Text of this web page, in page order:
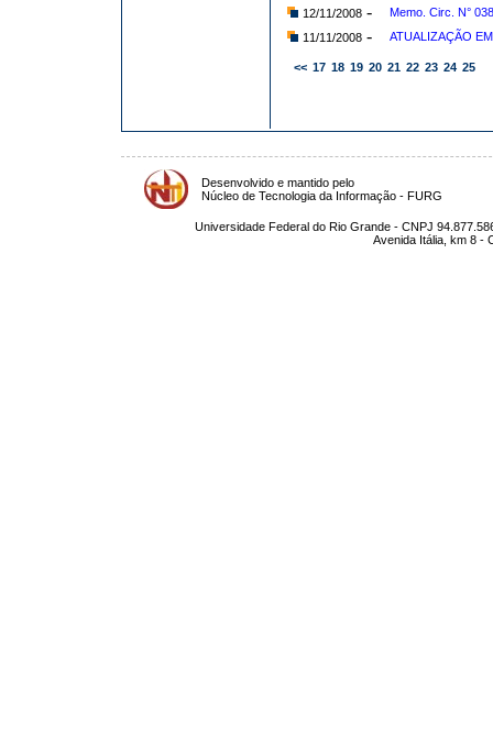
12/11/2008-
Memo. Circ. N°
11/11/2008- ATUALIZAÇÃO
<< 17 18 19 20 21 22 23 24 25
Desenvolvido e mantido pelo
Núcleo de Tecnologia da Informação - FURG
Universidade Federal do Rio Grande - CNPJ
Avenida Itália, km 8 -